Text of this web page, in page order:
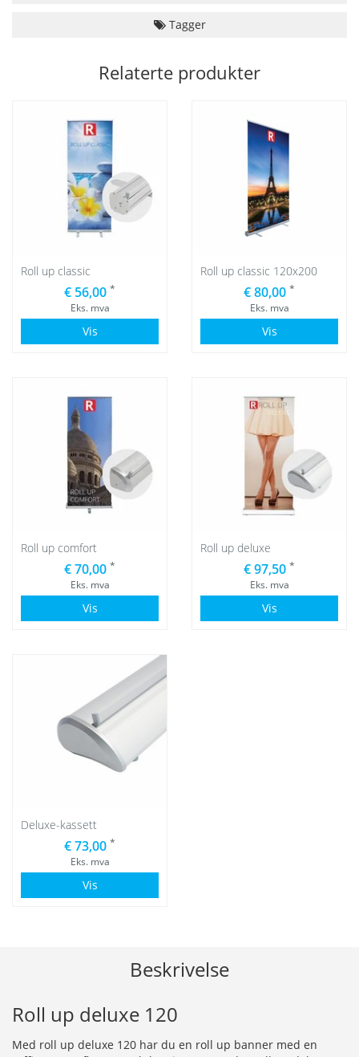
Tagger
Relaterte produkter
Roll up classic
€ 56,00 *
Eks. mva
Vis
Roll up classic 120x200
€ 80,00 *
Eks. mva
Vis
Roll up comfort
€ 70,00 *
Eks. mva
Vis
Roll up deluxe
€ 97,50 *
Eks. mva
Vis
Deluxe-kassett
€ 73,00 *
Eks. mva
Vis
Beskrivelse
Roll up deluxe 120
Med roll up deluxe 120 har du en roll up banner med en